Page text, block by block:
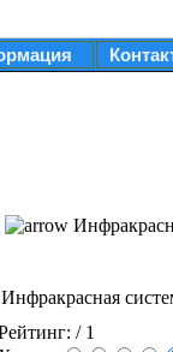
Инфракрасная
/ 1